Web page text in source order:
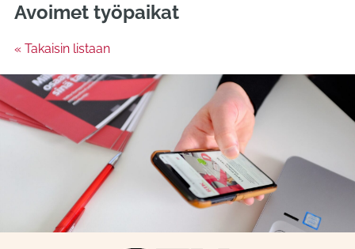
Avoimet työpaikat
« Takaisin listaan